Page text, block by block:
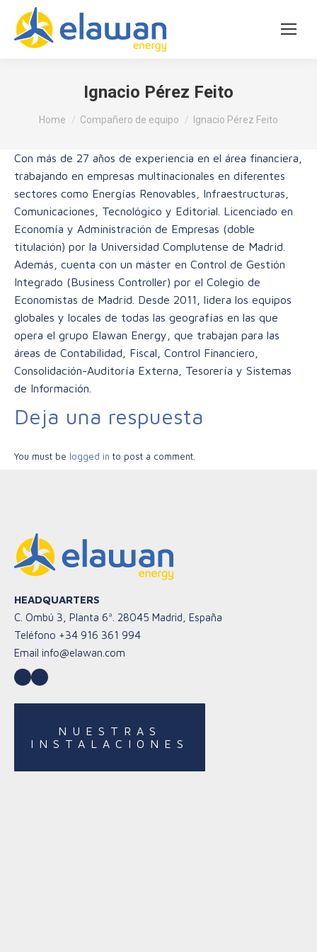
Ignacio Pérez Feito
You are here:
Home Compañero de equipo Ignacio Pérez Feito
Con más de 27 años de experiencia en el área financiera,
trabajando en empresas multinacionales en diferentes
sectores como Energías Renovables, Infraestructuras,
Comunicaciones, Tecnológico y Editorial. Licenciado en
Economía y Administración de Empresas (doble
titulación) por la Universidad Complutense de Madrid.
Además, cuenta con un máster en Control de Gestión
Integrado (Business Controller) por el Colegio de
Economistas de Madrid. Desde 2011, lidera los equipos
globales y locales de todas las geografías en las que
opera el grupo Elawan Energy, que trabajan para las
áreas de Contabilidad, Fiscal, Control Financiero,
Consolidación-Auditoría Externa, Tesorería y Sistemas
de Información.
Deja una respuesta
You must be logged in to post a comment.
HEADQUARTERS
C. Ombú 3, Planta 6ª. 28045 Madrid, España
Teléfono +34 916 361 994
Email info@elawan.com
LinkedIn
YouTube
NUESTRAS
INSTALACIONES